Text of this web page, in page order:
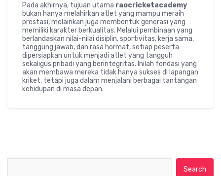
Pada akhirnya, tujuan utama raocricketacademy
bukan hanya melahirkan atlet yang mampu meraih
prestasi, melainkan juga membentuk generasi yang
memiliki karakter berkualitas. Melalui pembinaan yang
berlandaskan nilai-nilai disiplin, sportivitas, kerja sama,
tanggung jawab, dan rasa hormat, setiap peserta
dipersiapkan untuk menjadi atlet yang tangguh
sekaligus pribadi yang berintegritas. Inilah fondasi yang
akan membawa mereka tidak hanya sukses di lapangan
kriket, tetapi juga dalam menjalani berbagai tantangan
kehidupan di masa depan.